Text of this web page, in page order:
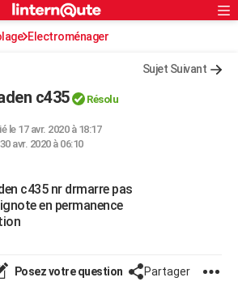
S'inscrire
Connexion
Electroménager
Sujet Suivant
c435 Résolu
le 17 avr. 2020 à 18:17
30 avr. 2020 à 06:10
c435 nr drmarre pas
en permanence
Posez votre question Partager